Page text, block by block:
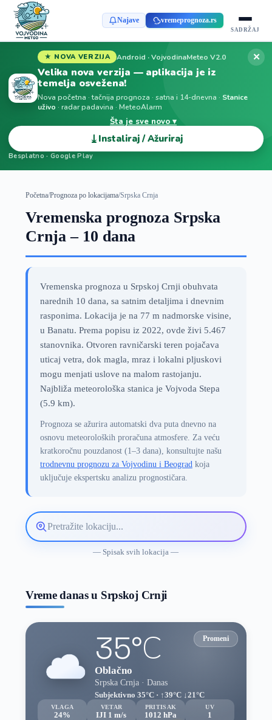
Najave vremeprognoza.rs
SADRŽAJ
★ NOVA VERZIJA Android · VojvodinaMeteo V2.0
Velika nova verzija — aplikacija je iz
temelja osvežena!
Nova početna · tačnija prognoza · satna i 14-dnevna · Stanice
uživo · radar padavina · MeteoAlarm
Šta je sve novo ▾
⤓ Instaliraj / Ažuriraj
Besplatno · Google Play
✕
Početna/Prognoza po lokacijama/Srpska Crnja
Vremenska prognoza Srpska
Crnja – 10 dana
Vremenska prognoza u Srpskoj Crnji obuhvata
narednih 10 dana, sa satnim detaljima i dnevnim
rasponima. Lokacija je na 77 m nadmorske visine,
u Banatu. Prema popisu iz 2022, ovde živi 5.467
stanovnika. Otvoren ravničarski teren pojačava
uticaj vetra, dok magla, mraz i lokalni pljuskovi
mogu menjati uslove na malom rastojanju.
Najbliža meteorološka stanica je Vojvoda Stepa
(5.9 km).
Prognoza se ažurira automatski dva puta dnevno na
osnovu meteoroloških proračuna atmosfere. Za veću
kratkoročnu pouzdanost (1–3 dana), konsultujte našu
trodnevnu prognozu za Vojvodinu i Beogradkoja
uključuje ekspertsku analizu prognostičara.
Pretražite
lokaciju
— Spisak svih lokacija —
Vreme danas u Srpskoj Crnji
Promeni
35°C
Oblačno
Srpska Crnja · Danas
Subjektivno 35°C · ↑39°C ↓21°C
VLAGA
24%
VETAR
IJI 1 m/s
PRITISAK
1012 hPa
UV
1